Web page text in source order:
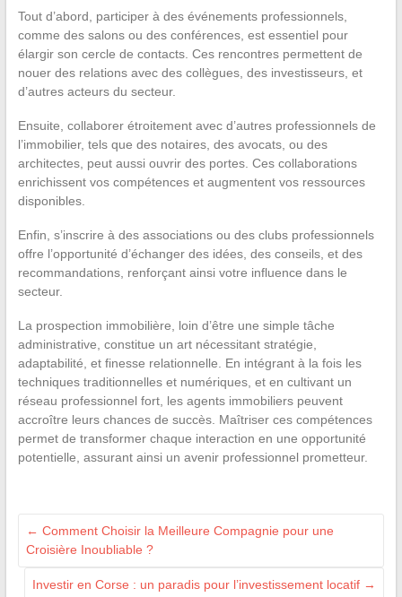
Tout d’abord, participer à des événements professionnels,
comme des salons ou des conférences, est essentiel pour
élargir son cercle de contacts. Ces rencontres permettent de
nouer des relations avec des collègues, des investisseurs, et
d’autres acteurs du secteur.
Ensuite, collaborer étroitement avec d’autres professionnels de
l’immobilier, tels que des notaires, des avocats, ou des
architectes, peut aussi ouvrir des portes. Ces collaborations
enrichissent vos compétences et augmentent vos ressources
disponibles.
Enfin, s’inscrire à des associations ou des clubs professionnels
offre l’opportunité d’échanger des idées, des conseils, et des
recommandations, renforçant ainsi votre influence dans le
secteur.
La prospection immobilière, loin d’être une simple tâche
administrative, constitue un art nécessitant stratégie,
adaptabilité, et finesse relationnelle. En intégrant à la fois les
techniques traditionnelles et numériques, et en cultivant un
réseau professionnel fort, les agents immobiliers peuvent
accroître leurs chances de succès. Maîtriser ces compétences
permet de transformer chaque interaction en une opportunité
potentielle, assurant ainsi un avenir professionnel prometteur.
← Comment Choisir la Meilleure Compagnie pour une
Croisière Inoubliable ?
Investir en Corse : un paradis pour l’investissement locatif →